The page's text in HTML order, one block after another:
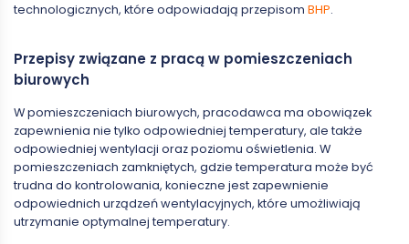
technologicznych, które odpowiadają przepisom BHP.
Przepisy związane z pracą w pomieszczeniach
biurowych
W pomieszczeniach biurowych, pracodawca ma obowiązek
zapewnienia nie tylko odpowiedniej temperatury, ale także
odpowiedniej wentylacji oraz poziomu oświetlenia. W
pomieszczeniach zamkniętych, gdzie temperatura może być
trudna do kontrolowania, konieczne jest zapewnienie
odpowiednich urządzeń wentylacyjnych, które umożliwiają
utrzymanie optymalnej temperatury.